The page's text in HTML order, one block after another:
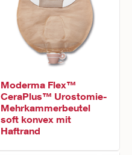
Moderma Flex™
CeraPlus™ Urostomie-
Mehrkammerbeutel
soft konvex mit
Haftrand